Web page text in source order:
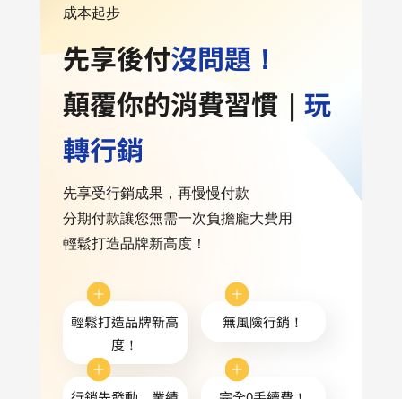
成本起步
先享後付沒問題！
顛覆你的消費習慣｜ 玩
轉行銷
先享受行銷成果，再慢慢付款
分期付款讓您無需一次負擔龐大費用
輕鬆打造品牌新高度！
輕鬆打造品牌新高
度！
無風險行銷！